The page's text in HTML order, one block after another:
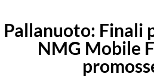
Pallanuoto: Finali
NMG Mobile